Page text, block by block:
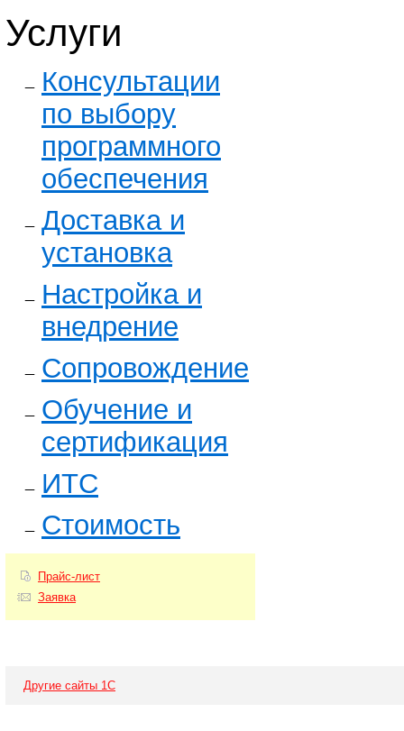
Услуги
Консультации
по выбору
программного
обеспечения
Доставка и
установка
Настройка и
внедрение
Сопровождение
Обучение и
сертификация
ИТС
Стоимость
Прайс-лист
Заявка
Другие сайты 1С